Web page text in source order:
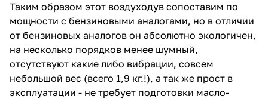
Таким образом этот воздуходув сопоставим по
мощности с бензиновыми аналогами, но в отличии
от бензиновых аналогов он абсолютно экологичен,
на несколько порядков менее шумный,
отсутствуют какие либо вибрации, совсем
небольшой вес (всего 1,9 кг.!), а так же прост в
эксплуатации - не требует подготовки масло-